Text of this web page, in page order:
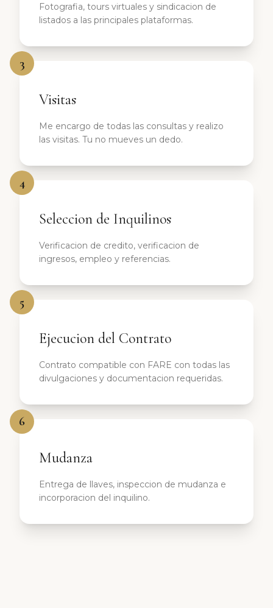
Fotografia, tours virtuales y sindicacion de
listados a las principales plataformas.
3
Visitas
Me encargo de todas las consultas y realizo
las visitas. Tu no mueves un dedo.
4
Seleccion de Inquilinos
Verificacion de credito, verificacion de
ingresos, empleo y referencias.
5
Ejecucion del Contrato
Contrato compatible con FARE con todas las
divulgaciones y documentacion requeridas.
6
Mudanza
Entrega de llaves, inspeccion de mudanza e
incorporacion del inquilino.